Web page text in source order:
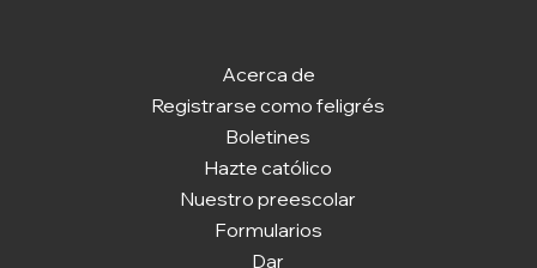
Acerca de
Registrarse como feligrés
Boletines
Hazte católico
Nuestro preescolar
Formularios
Dar